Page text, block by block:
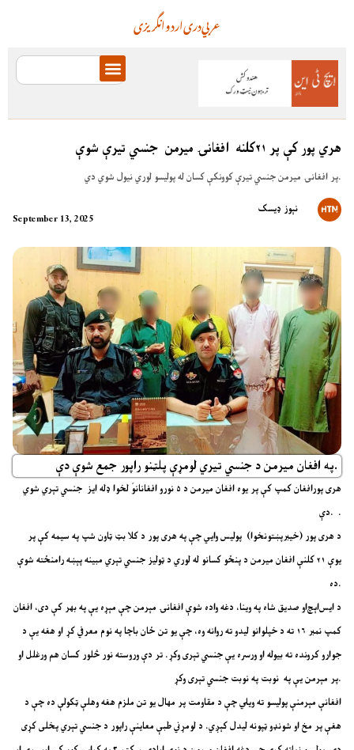
انگریزیاردودریعربي
هري پور کې پر ۲۱کلنه افغانۍ میرمن جنسي تیرې شوې
پر افغانۍ میرمن جنسي تیرې کوونکې کسان له پولیسو لوري نیول شوي دي.
September 13, 2025
نېوز ډیسک
په افغان میرمن د جنسي تیري لومړې پلټنو راپور جمع شوې دې.
هری پورافغان کمپ کې پر یوه افغان میرمن د ۵ نورو افغانانوً لخوا ډله ایز جنسي تېري شوي
دې. .
د هری پور (خیبرپښتونخوا) پولیس وايي چې په هری پور د کلا بټ ټاون شپ په سیمه کې پر
یوې ۲۱ کلنې افغان میرمن د پنځو کسانو له لوري د ټولیز جنسي تېري مبینه پېښه رامنځته شوې
ده.
د ایس‌اېچ‌او صدیق شاه په وینا، دغه واده شوې افغانۍ مېرمن چې مېړه یې په بهر کې دی، افغان
کمپ نمبر ۱۶ ته د خپلوانو لیدو ته روانه وه، چې یو تن ځان باچا په نوم معرفي کړ او هغه یې د
جوارو کرونده ته بیوله او ورسره یې جنسي تېری وکړ. تر دې وروسته نور څلور کسان هم ورغلل او
پر مېرمن یې په نوبت په نوبت جنسي تېری وکړ.
افغانې مېرمنې پولیسو ته ویلي چې د مقاومت پر مهال یو تن ملزم هغه وهلې ټکولې ده چې د
هغې پر مخ او شونډو ټپونه لیدل کېږي. د لومړني طبې معاینې راپور د جنسي تېري پخلی کړی